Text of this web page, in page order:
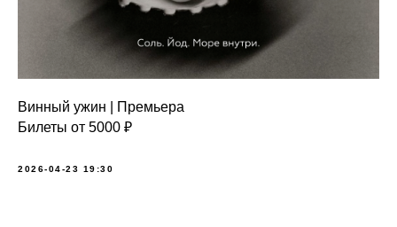
Винный ужин | Премьера
Билеты от 5000 ₽
2026-04-23 19:30